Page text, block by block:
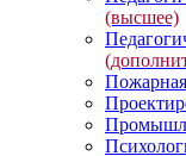
(высшее)
Пожарная